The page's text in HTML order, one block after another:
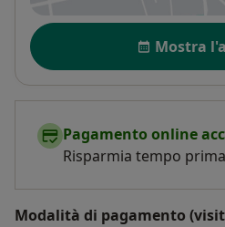
Disponibilità
Mostra
Pagamento online
Risparmia tempo
Modalità di pagamento